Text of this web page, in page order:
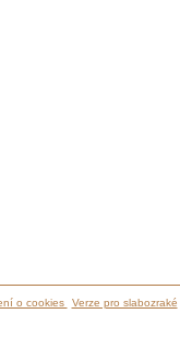
o cookies Verze pro slabozraké